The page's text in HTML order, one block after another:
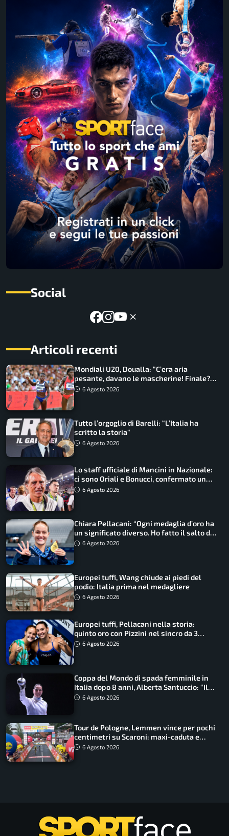
Social
Articoli recenti
Mondiali U20, Doualla: “C’era aria
pesante, davano le mascherine! Finale?
Non ho nulla da perdere”
6 Agosto 2026
Tutto l’orgoglio di Barelli: “L’Italia ha
scritto la storia”
6 Agosto 2026
Lo staff ufficiale di Mancini in Nazionale:
ci sono Oriali e Bonucci, confermato un
ritorno
6 Agosto 2026
Chiara Pellacani: “Ogni medaglia d’oro ha
un significato diverso. Ho fatto il salto di
qualità”
6 Agosto 2026
Europei tuffi, Wang chiude ai piedi del
podio: Italia prima nel medagliere
6 Agosto 2026
Europei tuffi, Pellacani nella storia:
quinto oro con Pizzini nel sincro da 3
metri
6 Agosto 2026
Coppa del Mondo di spada femminile in
Italia dopo 8 anni, Alberta Santuccio: “Il
lavoro dà sempre i suoi frutti”
6 Agosto 2026
Tour de Pologne, Lemmen vince per pochi
centimetri su Scaroni: maxi-caduta e
tappa accorciata
6 Agosto 2026